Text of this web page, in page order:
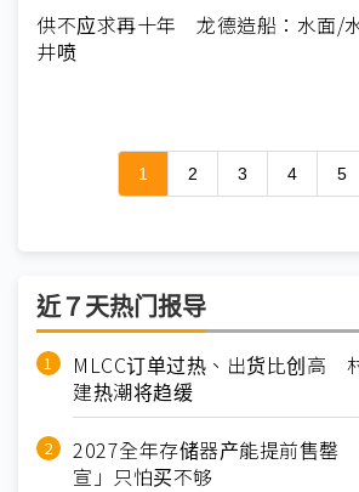
供不应求再十年 龙德造船：水面/
井喷
1 2 3 4 5
近７天热门报导
MLCC订单过热、出货比创高
建热潮将趋缓
2027全年存储器产能提前售罄
宣」只怕买不够